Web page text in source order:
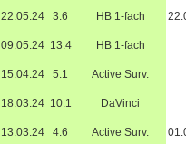
22.05.24 3.6 HB 1-fach
09.05.24 13.4 HB 1-fach
15.04.24 5.1 Active Surv.
18.03.24 10.1 DaVinci
13.03.24 4.6 Active Surv.